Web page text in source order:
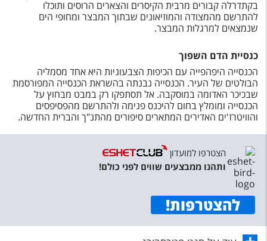
בקתדרלה קבורים מרבית הקיסרים והצארים הרוסים ותוכלו
להתרשם מהמצודה והמוזיאונים שבתוך המבצר ומחופי הים
שנמצאים למרגלות המבצר.
כנסיית הדם השפוך
הכנסייה היפהפייה עם הכיפות הצבעוניות היא אחד מסמליה
הבולטים של העיר. הכנסייה נבנתה בהשראת הכנסייה המפורסמת
שבכיכר האדומה במוסקבה. אל תסתפקו רק במבט מבחוץ על
הכנסייה ומומלץ בחום להיכנס פנימה ולהתרשם מהפסיפסים
והוויטרז'ים האדירים המתארים סיפורים מהתנ"ך והברית החדשה.
הצטרפו למועדון
ותהנו ממבצעים שווים לפני כולם!
להצטרפות!